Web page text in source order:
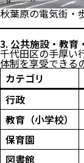
秋葉原の電気街・
3. 公共施設・教育
千代田区の手厚い
体制を享受できる
カテゴリ
行政
教育（小学校）
保育園
図書館